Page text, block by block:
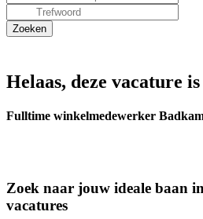
Helaas, deze vacature
Fulltime winkelmedewerker
Zoek naar jouw ideale baan
vacatures